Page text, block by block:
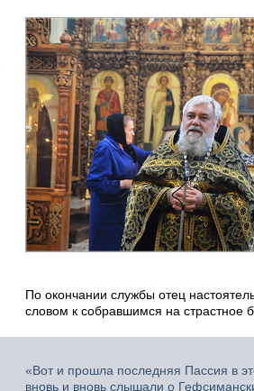
По окончании службы отец
словом к собравшимся на страстное
«Вот и прошла последняя Пассия в
вновь и вновь слышали о